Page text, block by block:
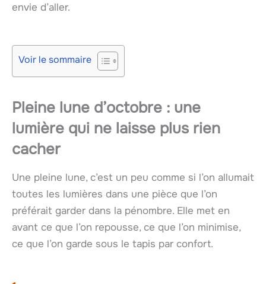
envie d’aller.
Voir le sommaire
Pleine lune d’octobre : une
lumière qui ne laisse plus rien
cacher
Une pleine lune, c’est un peu comme si l’on allumait
toutes les lumières dans une pièce que l’on
préférait garder dans la pénombre. Elle met en
avant ce que l’on repousse, ce que l’on minimise,
ce que l’on garde sous le tapis par confort.